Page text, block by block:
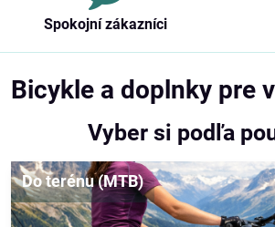
Spokojní zákazníci
Bicykle a doplnky pre
Vyber si podľa
Do terénu (MTB)